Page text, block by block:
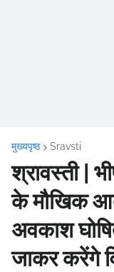
मुख्यपृष्ठ Sravsti
श्रावस्ती |
के मौखिक
अवकाश
जाकर करेंगे